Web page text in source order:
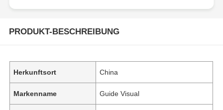
PRODUKT-BESCHREIBUNG
Herkunftsort China
Markenname Guide Visual